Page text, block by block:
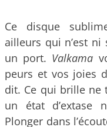
Ce disque
ailleurs qui n’est
un port. Valkama
peurs et vos joies
dit. Ce qui brille ne
un état d’extase
Plonger dans